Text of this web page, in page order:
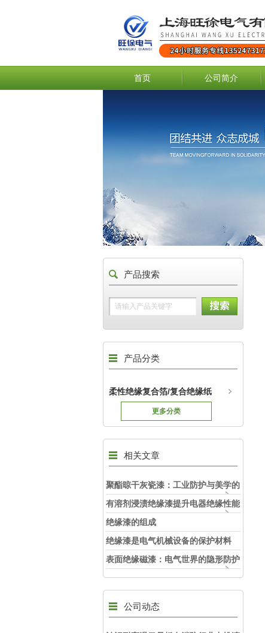
首页 公司简介
产品搜索
产品分类
柔性绝缘复合箔/复合绝缘纸
更多分类
相关文章
聚酯晾干灰瓷漆：工业防护与美学的
融合剂
有溶剂浸渍绝缘漆提升电器绝缘性能
的有效方法
绝缘漆的组成
绝缘漆是电气机械设备的保护材料
表面绝缘磁漆：电气世界的隐形防护
衣
公司动态